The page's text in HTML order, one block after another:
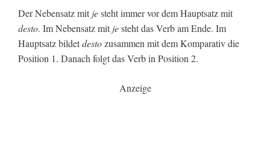
Der Nebensatz mit jesteht immer vor dem Hauptsatz mit
desto. Im Nebensatz mit jesteht das Verb am Ende. Im
Hauptsatz bildetdestozusammen mit dem Komparativ die
Position 1. Danach folgt das Verb in Position 2.
Anzeige